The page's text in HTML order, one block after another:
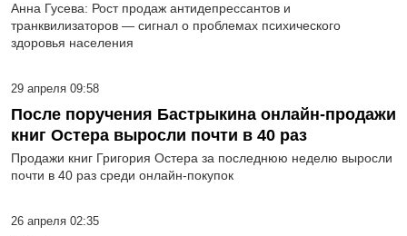
Анна Гусева: Рост продаж антидепрессантов и
транквилизаторов — сигнал о проблемах психического
здоровья населения
29 апреля 09:58
После поручения Бастрыкина онлайн-продажи
книг Остера выросли почти в 40 раз
Продажи книг Григория Остера за последнюю неделю выросли
почти в 40 раз среди онлайн-покупок
26 апреля 02:35